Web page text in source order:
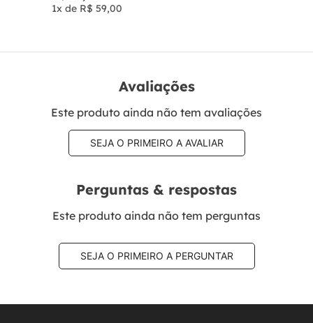
1x de R$ 59,00
Avaliações
Este produto ainda não tem avaliações
SEJA O PRIMEIRO A AVALIAR
Perguntas & respostas
Este produto ainda não tem perguntas
SEJA O PRIMEIRO A PERGUNTAR